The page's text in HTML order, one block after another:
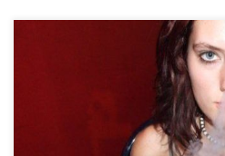
Nowe badania wykazały, że kraje w
jakiekolwiek formy legalizacji
zanotowały zwiększonego
młodzieży. Badanie –